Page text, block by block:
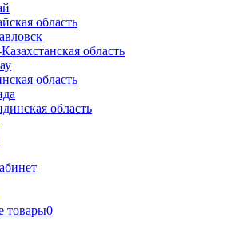
область
область
область
область
товары0